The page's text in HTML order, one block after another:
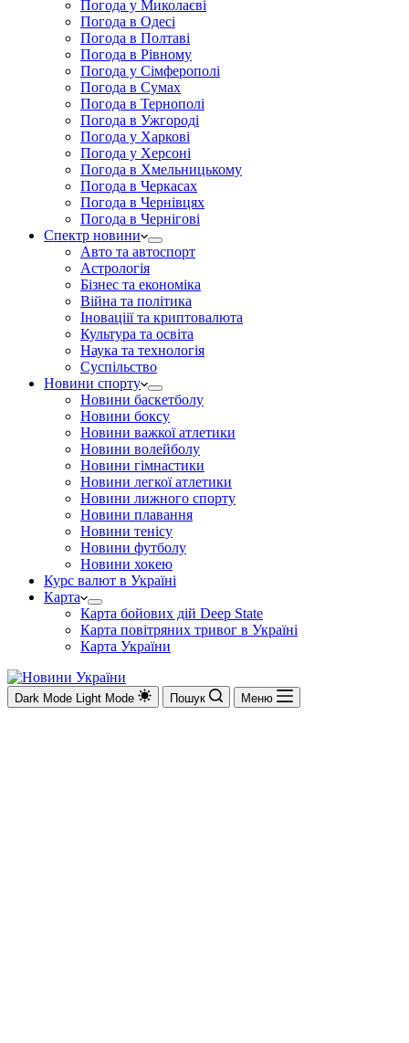
Погода у Миколаєві
Погода в Одесі
Погода в Полтаві
Погода в Рівному
Погода у Сімферополі
Погода в Сумах
Погода в Тернополі
Погода в Ужгороді
Погода у Харкові
Погода у Херсоні
Погода в Хмельницькому
Погода в Черкасах
Погода в Чернівцях
Погода в Чернігові
Спектр новини
Авто та автоспорт
Астрологія
Бізнес та економіка
Війна та політика
Іноваціії та криптовалюта
Культура та освіта
Наука та технологія
Суспільство
Новини спорту
Новини баскетболу
Новини боксу
Новини важкої атлетики
Новини волейболу
Новини гімнастики
Новини легкої атлетики
Новини лижного спорту
Новини плавання
Новини тенісу
Новини футболу
Новини хокею
Курс валют в Україні
Карта
Карта бойових дій Deep State
Карта повітряних тривог в Україні
Карта України
Dark Mode Light Mode Пошук Меню